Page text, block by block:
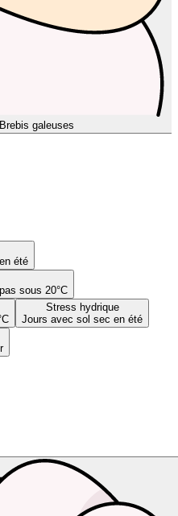
Brebis galeuses
été
sous 20°C
Stress hydrique
Jours avec sol sec en été